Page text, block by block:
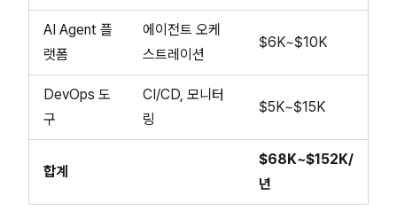
AI Agent 플
랫폼
에이전트 오케
스트레이션
$6K~$10K
DevOps 도
구
CI/CD, 모니터
링
$5K~$15K
합계
$68K~$152K/
년